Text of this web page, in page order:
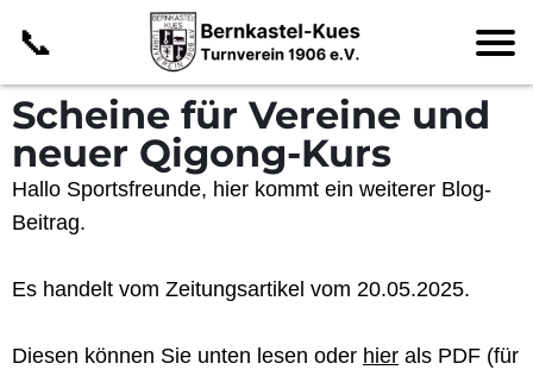
📞
Scheine für Vereine und
neuer Qigong-Kurs
Hallo Sportsfreunde, hier kommt ein weiterer Blog-
Beitrag.
Es handelt vom Zeitungsartikel vom 20.05.2025.
Diesen können Sie unten lesen oder hier als PDF (für